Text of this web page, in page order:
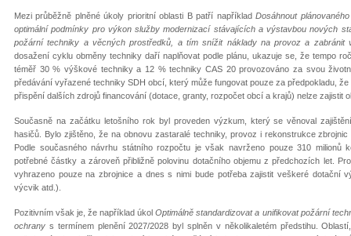
Mezi průběžně plněné úkoly prioritní oblasti B patří napříkladDosáhnout
optimální podmínky pro výkon služby modernizací stávajících a výstavbou nových
požární techniky a věcných prostředků, a tím snížit náklady na provoz a
dosažení cyklu obměny techniky daří naplňovat podle plánu, ukazuje se, že tempo
téměř 30 % výškové techniky a 12 % techniky CAS 20 provozováno za svou
předávání vyřazené techniky SDH obcí, který může fungovat pouze za předpokladu,
přispění dalších zdrojů financování (dotace, granty, rozpočet obcí a krajů) nelze zajistit
Současně na začátku letošního rok byl proveden výzkum, který se věnoval
hasičů. Bylo zjištěno, že na obnovu zastaralé techniky, provoz i rekonstrukce
Podle současného návrhu státního rozpočtu je však navrženo pouze 310 milionů
potřebné částky a zároveň přibližně polovinu dotačního objemu z předchozích let.
vyhrazeno pouze na zbrojnice a dnes s nimi bude potřeba zajistit veškeré dotační
výcvik atd.).
Pozitivním však je, že například úkolOptimálně standardizovat a unifikovat požární
ochrany s termínem plenění 2027/2028 byl splněn v několikaletém předstihu.